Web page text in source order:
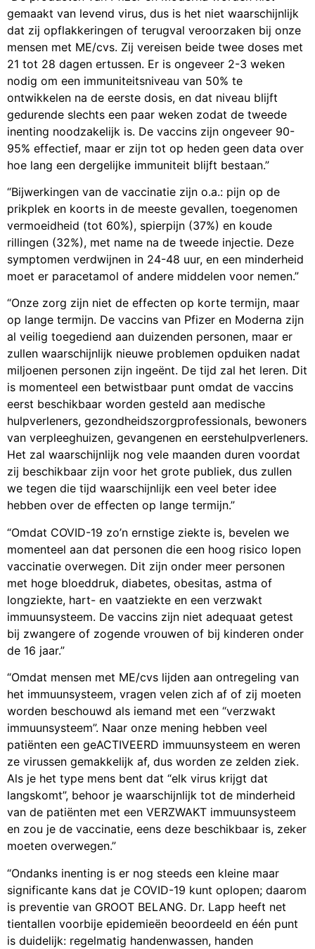
gemaakt van levend virus, dus is het niet waarschijnlijk
dat zij opflakkeringen of terugval veroorzaken bij onze
mensen met ME/cvs. Zij vereisen beide twee doses met
21 tot 28 dagen ertussen. Er is ongeveer 2-3 weken
nodig om een immuniteitsniveau van 50% te
ontwikkelen na de eerste dosis, en dat niveau blijft
gedurende slechts een paar weken zodat de tweede
inenting noodzakelijk is. De vaccins zijn ongeveer 90-
95% effectief, maar er zijn tot op heden geen data over
hoe lang een dergelijke immuniteit blijft bestaan.”
“Bijwerkingen van de vaccinatie zijn o.a.: pijn op de
prikplek en koorts in de meeste gevallen, toegenomen
vermoeidheid (tot 60%), spierpijn (37%) en koude
rillingen (32%), met name na de tweede injectie. Deze
symptomen verdwijnen in 24-48 uur, en een minderheid
moet er paracetamol of andere middelen voor nemen.”
“Onze zorg zijn niet de effecten op korte termijn, maar
op lange termijn. De vaccins van Pfizer en Moderna zijn
al veilig toegediend aan duizenden personen, maar er
zullen waarschijnlijk nieuwe problemen opduiken nadat
miljoenen personen zijn ingeënt. De tijd zal het leren. Dit
is momenteel een betwistbaar punt omdat de vaccins
eerst beschikbaar worden gesteld aan medische
hulpverleners, gezondheidszorgprofessionals, bewoners
van verpleeghuizen, gevangenen en eerstehulpverleners.
Het zal waarschijnlijk nog vele maanden duren voordat
zij beschikbaar zijn voor het grote publiek, dus zullen
we tegen die tijd waarschijnlijk een veel beter idee
hebben over de effecten op lange termijn.”
“Omdat COVID-19 zo’n ernstige ziekte is, bevelen we
momenteel aan dat personen die een hoog risico lopen
vaccinatie overwegen. Dit zijn onder meer personen
met hoge bloeddruk, diabetes, obesitas, astma of
longziekte, hart- en vaatziekte en een verzwakt
immuunsysteem. De vaccins zijn niet adequaat getest
bij zwangere of zogende vrouwen of bij kinderen onder
de 16 jaar.”
“Omdat mensen met ME/cvs lijden aan ontregeling van
het immuunsysteem, vragen velen zich af of zij moeten
worden beschouwd als iemand met een “verzwakt
immuunsysteem”. Naar onze mening hebben veel
patiënten een geACTIVEERD immuunsysteem en weren
ze virussen gemakkelijk af, dus worden ze zelden ziek.
Als je het type mens bent dat “elk virus krijgt dat
langskomt”, behoor je waarschijnlijk tot de minderheid
van de patiënten met een VERZWAKT immuunsysteem
en zou je de vaccinatie, eens deze beschikbaar is, zeker
moeten overwegen.”
“Ondanks inenting is er nog steeds een kleine maar
significante kans dat je COVID-19 kunt oplopen; daarom
is preventie van GROOT BELANG. Dr. Lapp heeft net
tientallen voorbije epidemieën beoordeeld en één punt
is duidelijk: regelmatig handenwassen, handen